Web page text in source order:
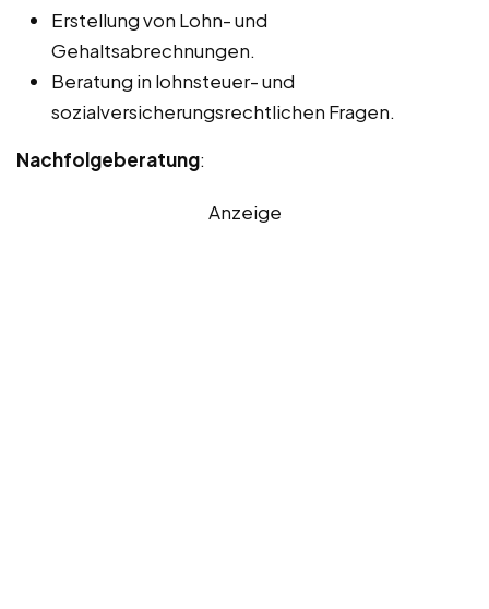
Erstellung von Lohn- und
Gehaltsabrechnungen.
Beratung in lohnsteuer- und
sozialversicherungsrechtlichen Fragen.
Nachfolgeberatung:
Anzeige